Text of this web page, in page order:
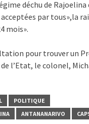
déchu de
par tous»,la
mois».
pour trouver un
l’Etat, le colonel,
POLITIQUE
ANTANANARIVO